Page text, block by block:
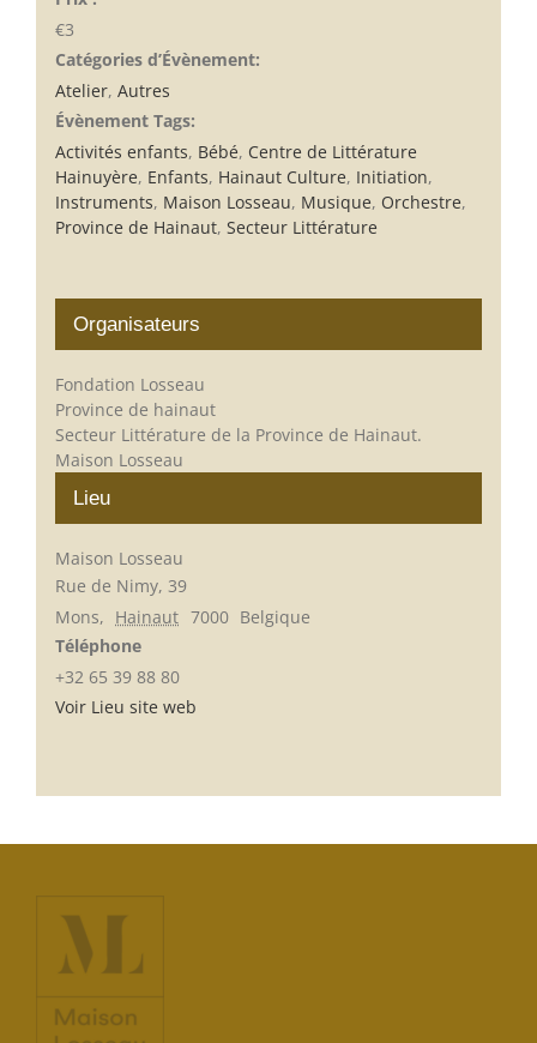
€3
Catégories d’Évènement:
Atelier, Autres
Évènement Tags:
Activités enfants, Bébé, Centre de Littérature
Hainuyère, Enfants, Hainaut Culture, Initiation,
Instruments, Maison Losseau, Musique, Orchestre,
Province de Hainaut, Secteur Littérature
Lieu
Maison Losseau
Rue de Nimy, 39
Mons, Hainaut 7000 Belgique
Téléphone
+32 65 39 88 80
Voir Lieu site web
Organisateurs
Fondation Losseau
Province de hainaut
Secteur Littérature de la Province de Hainaut.
Maison Losseau